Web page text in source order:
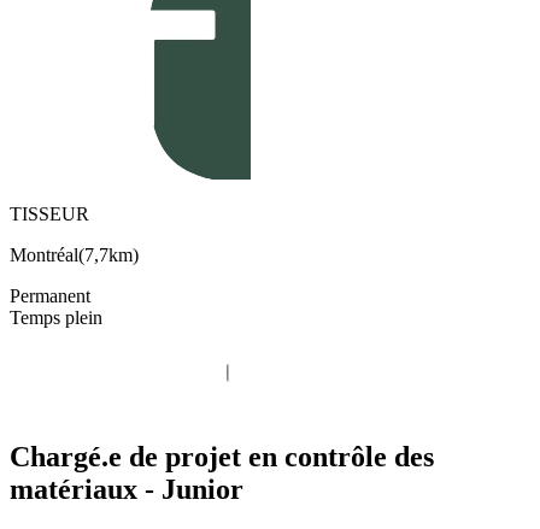
TISSEUR
Montréal(7,7km)
Permanent
Temps plein
Chargé.e de projet en contrôle des
matériaux - Junior